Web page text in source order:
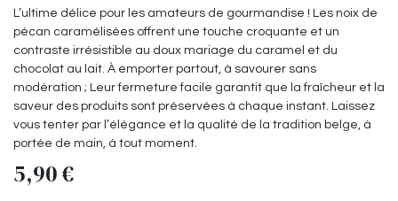
L’ultime délice pour les amateurs de gourmandise ! Les noix de
pécan caramélisées offrent une touche croquante et un
contraste irrésistible au doux mariage du caramel et du
chocolat au lait. À emporter partout, à savourer sans
modération ; Leur fermeture facile garantit que la fraîcheur et la
saveur des produits sont préservées à chaque instant. Laissez
vous tenter par l’élégance et la qualité de la tradition belge, à
portée de main, à tout moment.
5,90€